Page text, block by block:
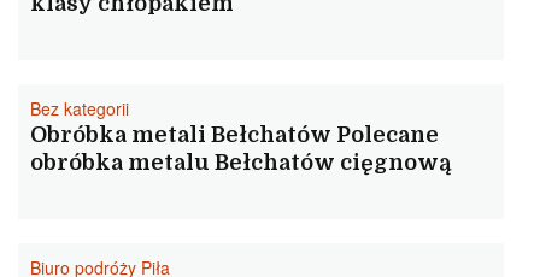
Bez kategorii
Obróbka metali Bełchatów Polecane
obróbka metalu Bełchatów cięgnową
Biuro podróży Piła